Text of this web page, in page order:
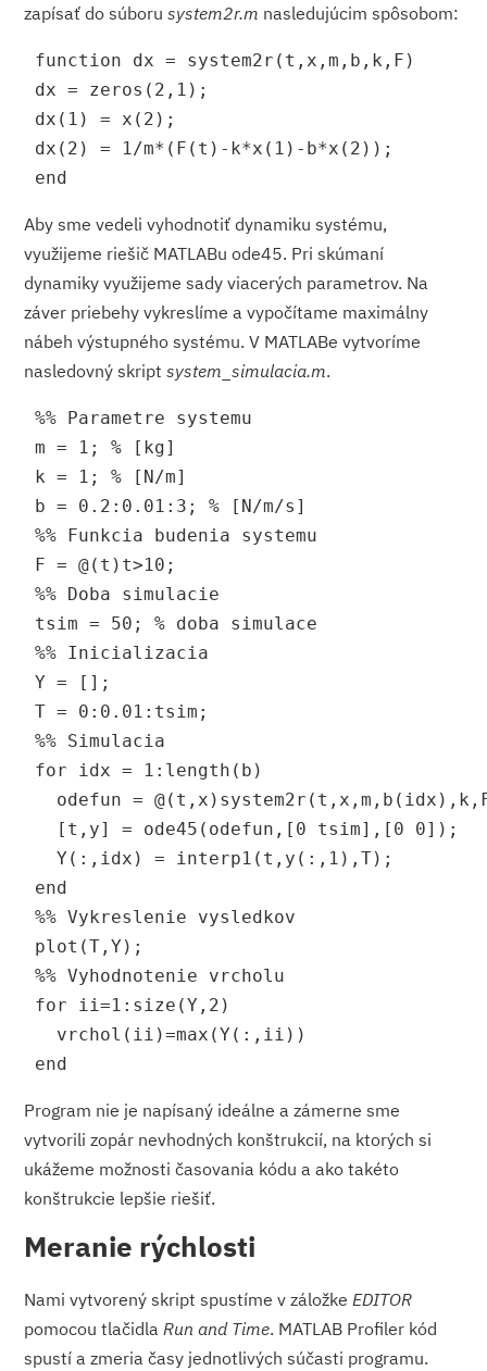
zapísať do súborusystem2r.m nasledujúcim spôsobom:
function dx = system2r(t,x,m,b,k,F)
dx = zeros(2,1);
dx(1) = x(2);
dx(2) = 1/m*(F(t)-k*x(1)-b*x(2));
end
Aby sme vedeli vyhodnotiť dynamiku systému,
využijeme riešič MATLABu ode45. Pri skúmaní
dynamiky využijeme sady viacerých parametrov. Na
záver priebehy vykreslíme a vypočítame maximálny
nábeh výstupného systému. V MATLABe vytvoríme
nasledovný skriptsystem_simula­cia.m.
%% Parametre systemu
m = 1; % [kg]
k = 1; % [N/m]
b = 0.2:0.01:3; % [N/m/s]
%% Funkcia budenia systemu
F = @(t)t>10;
%% Doba simulacie
tsim = 50; % doba simulace
%% Inicializacia
Y = [];
T = 0:0.01:tsim;
%% Simulacia
for idx = 1:length(b)
odefun =
[t,y] = ode45(odefun,[0 tsim],[0 0]);
Y(:,idx) = interp1(t,y(:,1),T);
end
%% Vykreslenie vysledkov
plot(T,Y);
%% Vyhodnotenie vrcholu
for ii=1:size(Y,2)
vrchol(ii)=max(Y(:,ii))
end
Program nie je napísaný ideálne a zámerne sme
vytvorili zopár nevhodných konštrukcií, na ktorých si
ukážeme možnosti časovania kódu a ako takéto
konštrukcie lepšie riešiť.
Meranie rýchlosti
Nami vytvorený skript spustíme v záložkeEDITOR
pomocou tlačidlaRun and Time. MATLAB Profiler kód
spustí a zmeria časy jednotlivých súčasti programu.